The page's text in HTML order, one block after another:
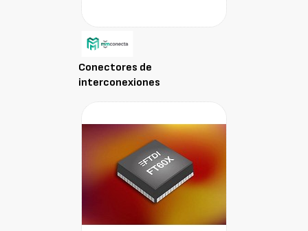
Conectores de
interconexiones